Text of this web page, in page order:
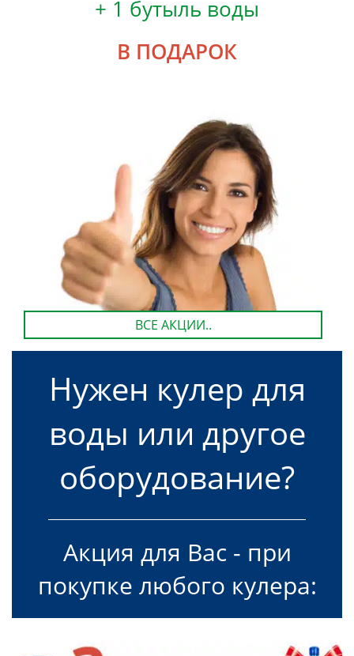
+ 1 бутыль воды
В ПОДАРОК
ВСЕ АКЦИИ..
Нужен кулер для
воды или другое
оборудование?
Акция для Вас - при
покупке любого кулера: